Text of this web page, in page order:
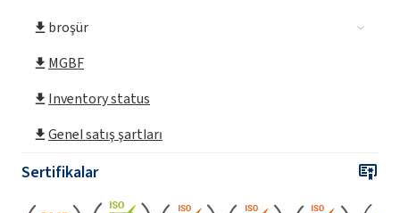
broşür
MGBF
Inventory status
Genel satış şartları
Sertifikalar